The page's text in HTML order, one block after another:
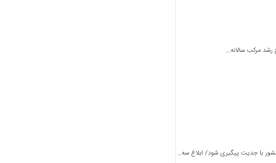
با جدیت پیگیری شود/ ابلاغ سه...